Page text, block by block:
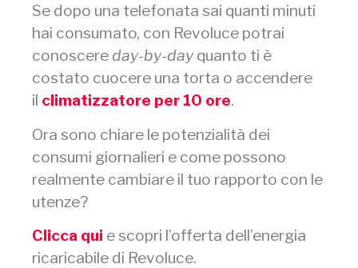
Se dopo una telefonata sai quanti minuti
hai consumato, con Revoluce potrai
conoscere day-by-day quanto ti è
costato cuocere una torta o accendere
il climatizzatore per 10 ore.
Ora sono chiare le potenzialità dei
consumi giornalieri e come possono
realmente cambiare il tuo rapporto con le
utenze?
Clicca qui e scopri l’offerta dell’energia
ricaricabile di Revoluce.